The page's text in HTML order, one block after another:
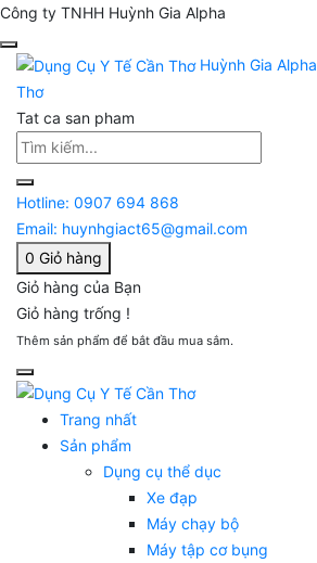
Công ty TNHH Huỳnh Gia Alpha
Huỳnh Gia Alpha
Thơ
Tat ca san pham
Hotline: 0907 694 868
Email: huynhgiact65@gmail.com
0 Giỏ hàng
Giỏ hàng của Bạn
Giỏ hàng trống !
Thêm sản phẩm để bắt đầu mua sắm.
Trang nhất
Sản phẩm
Dụng cụ thể dục
Xe đạp
Máy chạy bộ
Máy tập cơ bụng